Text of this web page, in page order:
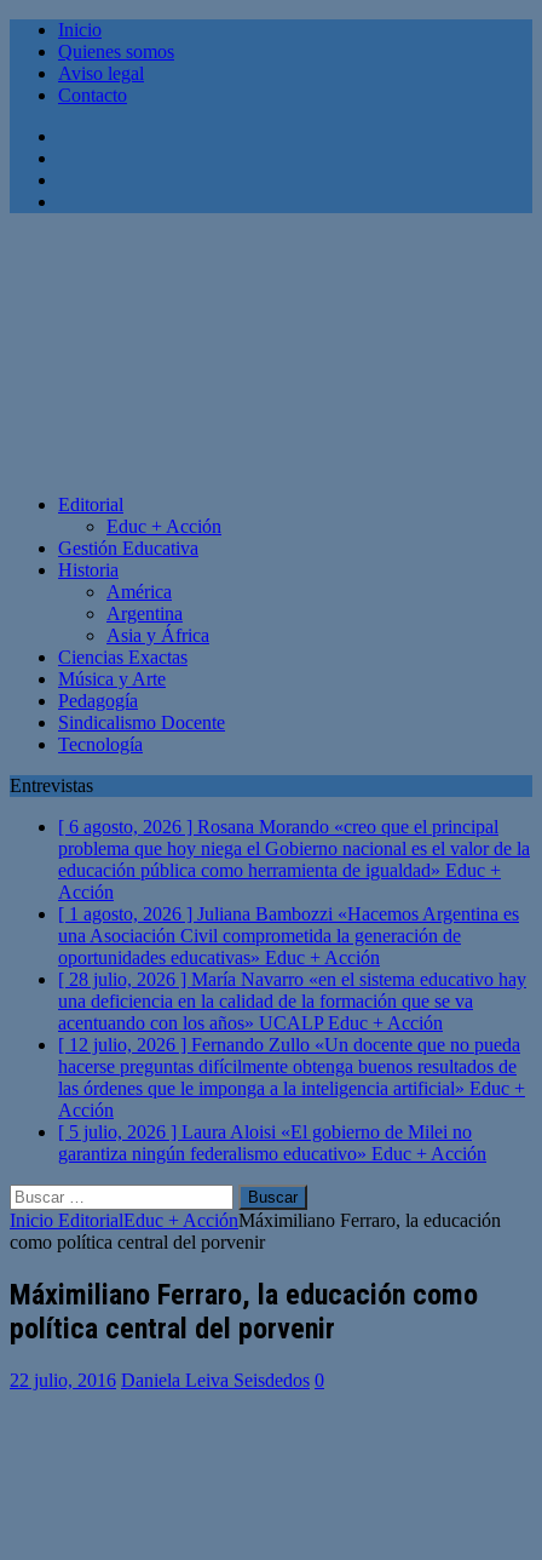
Inicio
Quienes somos
Aviso legal
Contacto
Editorial
Educ + Acción
Gestión Educativa
Historia
América
Argentina
Asia y África
Ciencias Exactas
Música y Arte
Pedagogía
Sindicalismo Docente
Tecnología
Entrevistas
[ 6 agosto, 2026 ] Rosana Morando «creo que el principal
problema que hoy niega el Gobierno nacional es el valor de la
educación pública como herramienta de igualdad» Educ +
Acción
[ 1 agosto, 2026 ] Juliana Bambozzi «Hacemos Argentina es
una Asociación Civil comprometida la generación de
oportunidades educativas» Educ + Acción
[ 28 julio, 2026 ] María Navarro «en el sistema educativo hay
una deficiencia en la calidad de la formación que se va
acentuando con los años» UCALPEduc + Acción
[ 12 julio, 2026 ] Fernando Zullo «Un docente que no pueda
hacerse preguntas difícilmente obtenga buenos resultados de
las órdenes que le imponga a la inteligencia artificial» Educ +
Acción
[ 5 julio, 2026 ] Laura Aloisi «El gobierno de Milei no
garantiza ningún federalismo educativo» Educ + Acción
Buscar:
Inicio EditorialEduc + AcciónMáximiliano Ferraro, la educación
como política central del porvenir
Máximiliano Ferraro, la educación como
política central del porvenir
22 julio, 2016 Daniela Leiva Seisdedos 0